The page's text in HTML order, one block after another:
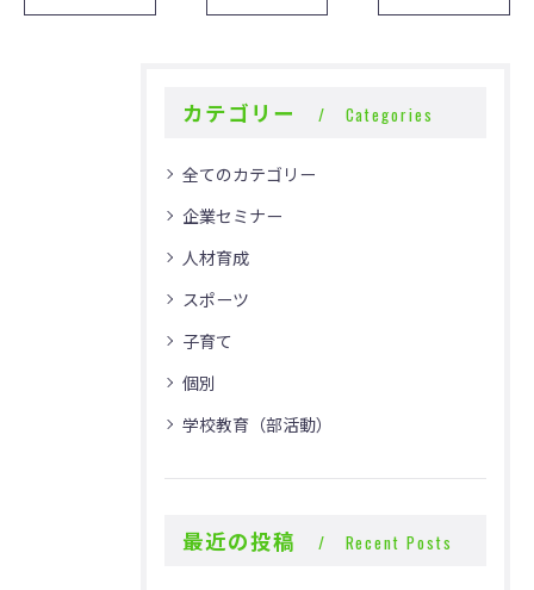
カテゴリー Categories
全てのカテゴリー
企業セミナー
人材育成
スポーツ
子育て
個別
学校教育（部活動）
最近の投稿 Recent Posts